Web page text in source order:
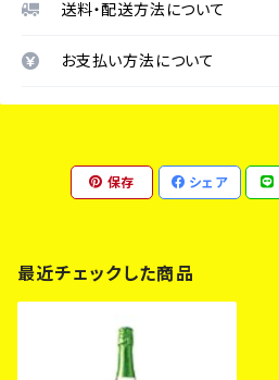
送料・配送方法について
お支払い方法について
保存 シェア
最近チェックした商品